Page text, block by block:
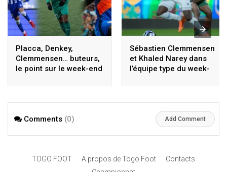
Placca, Denkey,
Clemmensen… buteurs,
le point sur le week-end
Sébastien Clemmensen
et Khaled Narey dans
l’équipe type du week-
Comments (0) Add Comment
TOGO FOOT A propos de Togo Foot
Contacts